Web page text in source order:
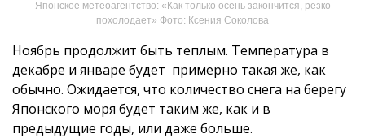
Японское метеоагентство: «Как только осень закончится, резко
похолодает» Фото: Ксения Соколова
Ноябрь продолжит быть теплым. Температура в
декабре и январе будет примерно такая же, как
обычно. Ожидается, что количество снега на берегу
Японского моря будет таким же, как и в
предыдущие годы, или даже больше.